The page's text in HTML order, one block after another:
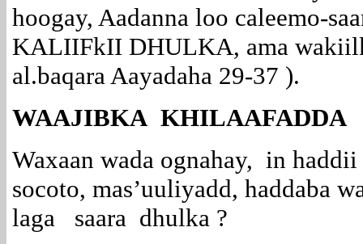
hoogay, Aadanna loo caleemo-
KALIIFkII DHULKA, ama
al.baqara Aayadaha 29-37 ).
WAAJIBKA KHILAAFADDA
Waxaan wada ognahay, in
socoto, mas’uuliyadd, haddaba
laga saara dhulka ?